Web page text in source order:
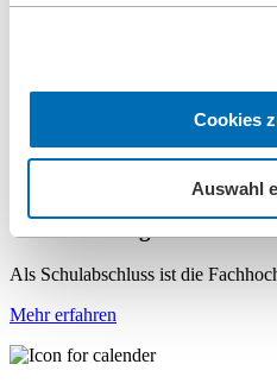
Cookies
Auswahl
1.174 € Verfütung pro
Voraussetzung
Als Schulabschluss ist die
Mehr erfahren